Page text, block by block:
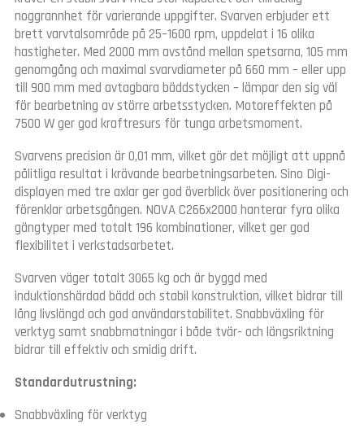
noggrannhet för varierande uppgifter. Svarven erbjuder ett
brett varvtalsområde på 25–1600 rpm, uppdelat i 16 olika
hastigheter. Med 2000 mm avstånd mellan spetsarna, 105 mm
genomgång och maximal svarvdiameter på 660 mm – eller upp
till 900 mm med avtagbara bäddstycken – lämpar den sig väl
för bearbetning av större arbetsstycken. Motoreffekten på
7500 W ger god kraftresurs för tunga arbetsmoment.
Svarvens precision är 0,01 mm, vilket gör det möjligt att uppnå
pålitliga resultat i krävande bearbetningsarbeten. Sino Digi-
displayen med tre axlar ger god överblick över positionering och
förenklar arbetsgången. NOVA C266x2000 hanterar fyra olika
gängtyper med totalt 196 kombinationer, vilket ger god
flexibilitet i verkstadsarbetet.
Svarven väger totalt 3065 kg och är byggd med
induktionshärdad bädd och stabil konstruktion, vilket bidrar till
lång livslängd och god användarstabilitet. Snabbväxling för
verktyg samt snabbmatningar i både tvär- och längsriktning
bidrar till effektiv och smidig drift.
Standardutrustning:
Snabbväxling för verktyg